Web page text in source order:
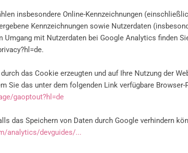
insbesondere Online-Kennzeichnungen
Kennzeichnungen sowie Nutzerdaten
mit Nutzerdaten bei Google Analytics finden
das Cookie erzeugten und auf Ihre Nutzung der
Sie das unter dem folgenden Link verfügbare
gaoptout?hl=de
das Speichern von Daten durch Google verhindern
analytics/devguides/...